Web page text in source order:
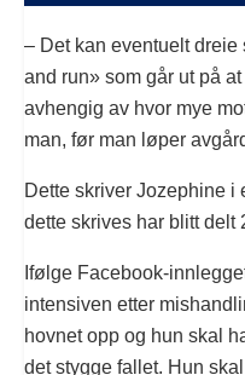
– Det kan eventuelt dreie
and run» som går ut på
avhengig av hvor mye
man, før man løper
Dette skriver Jozephine i
dette skrives har blitt delt
Ifølge Facebook-
intensiven etter
hovnet opp og hun skal
det stygge fallet. Hun